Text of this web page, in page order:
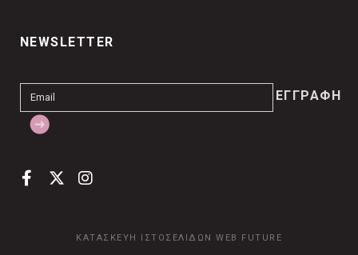
NEWSLETTER
ΚΑΤΑΣΚΕΥΗ ΙΣΤΟΣΕΛΙΔΩΝ WEB FUTURE